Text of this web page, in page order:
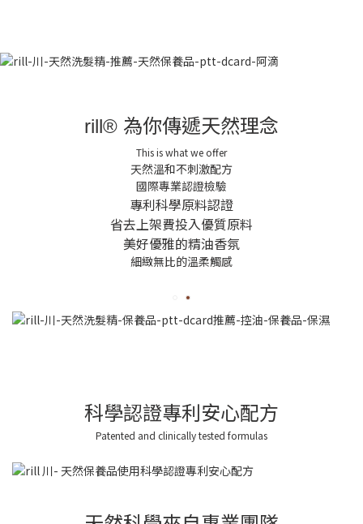
rill® 為你傳遞天然理念
This is what we offer
天然溫和不刺激配方
國際專業認證檢驗
專利科學原料認證
省去上架費投入優質原料
美好優雅的精油香氛
細緻無比的溫柔觸感
科學認證專利安心配方
Patented and clinically tested formulas